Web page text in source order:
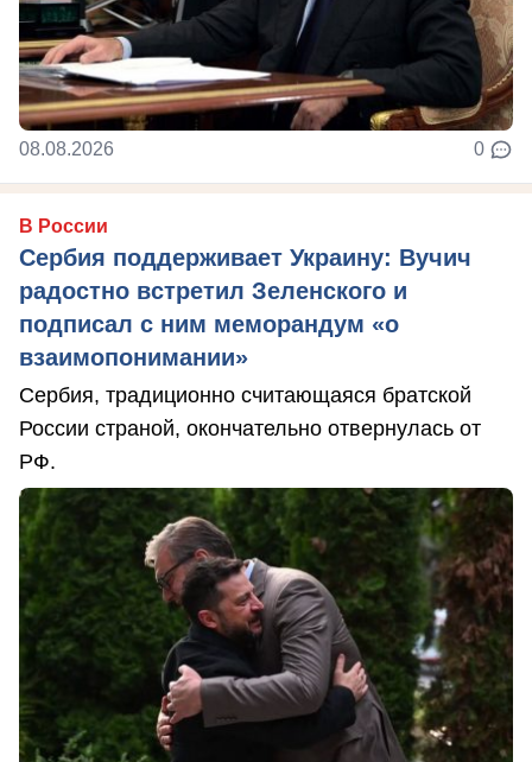
08.08.2026 0
В России
Сербия поддерживает Украину: Вучич
радостно встретил Зеленского и
подписал с ним меморандум «о
взаимопонимании»
Сербия, традиционно считающаяся братской
России страной, окончательно отвернулась от
РФ.